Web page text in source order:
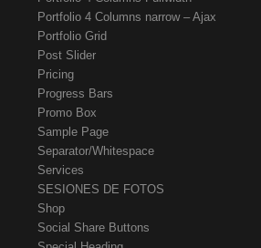
Portfolio 4 Columns narrow – Ajax
Portfolio Grid
Post Slider
Pricing
Progress Bars
Promo Box
Sample Page
Separator/Whitespace
Services
SESIONES DE FOTOS
Shop
Social Share Buttons